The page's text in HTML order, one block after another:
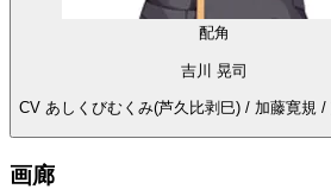
配角
吉川 晃司
CV あしくびむくみ(芦久比剥巳) / 加藤寛規 /
画廊